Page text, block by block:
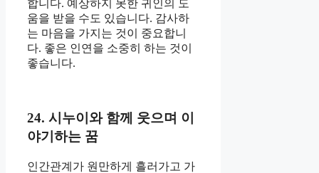
합니다. 예상하지 못한 귀인의 도
움을 받을 수도 있습니다. 감사하
는 마음을 가지는 것이 중요합니
다. 좋은 인연을 소중히 하는 것이
좋습니다.
24. 시누이와 함께 웃으며 이
야기하는 꿈
인간관계가 원만하게 흘러가고 가